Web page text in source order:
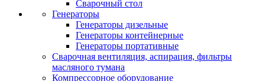
Сварочный стол
Генераторы
Генераторы дизельные
Генераторы контейнерные
Генераторы портативные
Сварочная вентиляция, аспирация, фильтры
масляного тумана
Компрессорное оборудование